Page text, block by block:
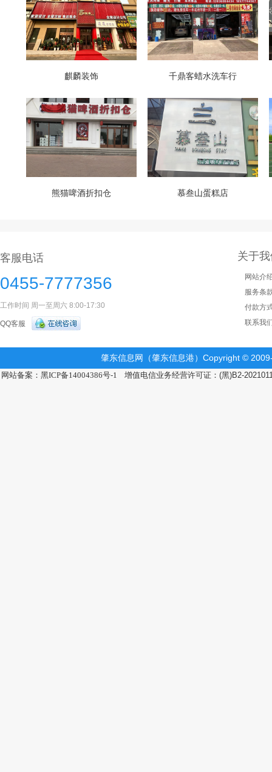
麒麟装饰 千鼎客蜡水洗车行
熊猫啤酒折扣仓 慕叁山蛋糕店
客服电话
0455-7777356
工作时间 周一至周六 8:00-17:30
QQ客服
关于
网站介
服务条
付款方
联系我
肇东信息网（肇东信息港）Copyright ©
网站备案：黑ICP备14004386号-1 增值电信业务经营许可证：(黑)B2-